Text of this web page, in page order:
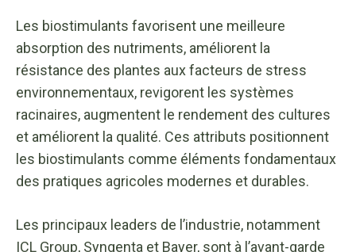
Les biostimulants favorisent une meilleure
absorption des nutriments, améliorent la
résistance des plantes aux facteurs de stress
environnementaux, revigorent les systèmes
racinaires, augmentent le rendement des cultures
et améliorent la qualité. Ces attributs positionnent
les biostimulants comme éléments fondamentaux
des pratiques agricoles modernes et durables.
Les principaux leaders de l’industrie, notamment
ICL Group, Syngenta et Bayer, sont à l’avant-garde